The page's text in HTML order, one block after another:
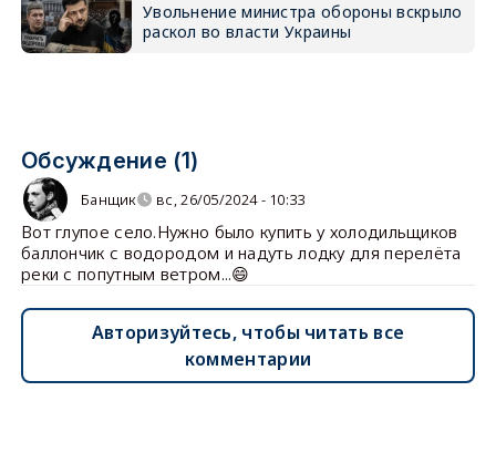
Увольнение министра обороны вскрыло
раскол во власти Украины
Обсуждение (1)
Банщик вс, 26/05/2024 - 10:33
Вот глупое село.Нужно было купить у холодильщиков
баллончик с водородом и надуть лодку для перелёта
реки с попутным ветром...😄
Авторизуйтесь, чтобы читать все
комментарии